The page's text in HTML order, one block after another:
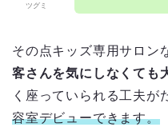
ツグミ
その点キッズ専用サロン
客さんを気にしなくても
く座っていられる工夫が
容室デビューできます。